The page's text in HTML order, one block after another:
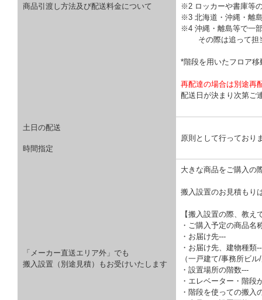
商品引渡し方法及び配送料金について
※2 ロッカーや書庫等
※3 北海道・沖縄・離
※4 沖縄・離島等で一
その際は追って担当
*階段を用いたフロア
再配達の場合は別途再
配送日が決まり次第ご
土日の配送
原則として行っており
時間指定
「メーカー直送エリア外」でも
搬入設置（別途見積）もお受けいたします
大きな商品をご購入の
搬入設置のお見積もり
【搬入設置の際、教え
・ご購入予定の商品名
・お届け先---
・お届け先、建物種類
（一戸建て/事務所ビ
・設置場所の階数---
・エレベーター・階段
・階段を使っての搬入